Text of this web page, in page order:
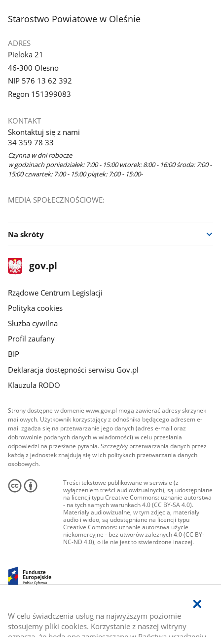
W celu świadczenia usług na najwyższym poziomie
stosujemy pliki cookies. Korzystanie z naszej witryny
stopka
Starostwo Powiatowe w Oleśnie
ADRES
Pieloka 21
46-300 Olesno
NIP 576 13 62 392
Regon 151399083
KONTAKT
Skontaktuj się z nami
34 359 78 33
Czynna w dni robocze
w godzinach poniedziałek: 7:00 - 15:00 wtorek: 8:00 - 16:00 środa: 7:00 -
15:00 czwartek: 7:00 - 15:00 piątek: 7:00 - 15:00-
MEDIA SPOŁECZNOŚCIOWE:
Na skróty
stopka
gov.plStrona
gov.pl
Rządowe Centrum Legislacji
Polityka cookies
Służba cywilna
Profil zaufany
BIP
Deklaracja dostępności serwisu Gov.pl
Klauzula RODO
Strony dostępne w domenie www.gov.pl mogą zawierać adresy skrzynek
mailowych. Użytkownik korzystający z odnośnika będącego adresem e-
mail zgadza się na przetwarzanie jego danych (adres e-mail oraz
dobrowolnie podanych danych w wiadomości) w celu przesłania
odpowiedzi na przesłane pytania. Szczegóły przetwarzania danych przez
każdą z jednostek znajdują się w ich politykach przetwarzania danych
osobowych.
Treści tekstowe publikowane w serwisie (z
wyłączeniem treści audiowizualnych), są udostępniane
na licencji typu Creative Commons: uznanie autorstwa
- na tych samych warunkach 4.0 (CC BY-SA 4.0).
Materiały audiowizualne, w tym zdjęcia, materiały
audio i wideo, są udostępniane na licencji typu
Creative Commons: uznanie autorstwa użycie
niekomercyjne - bez utworów zależnych 4.0 (CC BY-
NC-ND 4.0), o ile nie jest to stwierdzone inaczej.